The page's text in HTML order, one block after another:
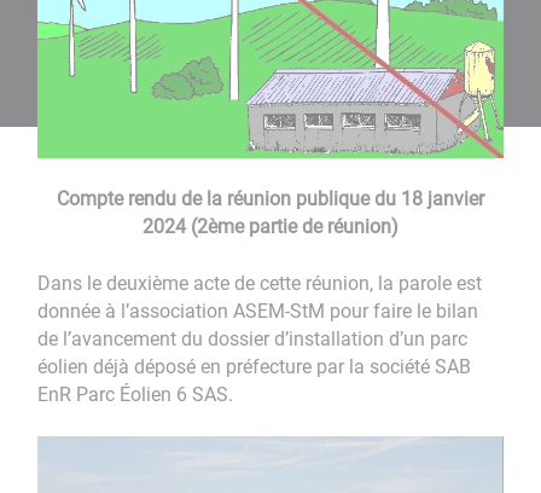
Compte rendu de la réunion publique du 18 janvier
2024 (2ème partie de réunion)
Dans le deuxième acte de cette réunion, la parole est
donnée à l’association ASEM-StM pour faire le bilan
de l’avancement du dossier d’installation d’un parc
éolien déjà déposé en préfecture par la société SAB
EnR Parc Éolien 6 SAS.